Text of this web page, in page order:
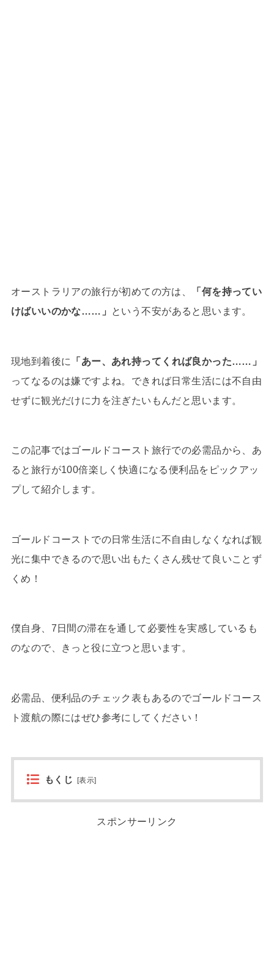
オーストラリアの旅行が初めての方は、
「何を持ってい
けばいいのかな……」
という不安があると思います。
現地到着後に
「あー、あれ持ってくれば良かった……」
ってなるのは嫌ですよね。できれば日常生活には不自由
せずに観光だけに力を注ぎたいもんだと思います。
この記事ではゴールドコースト旅行での必需品から、あ
ると旅行が100倍楽しく快適になる便利品をピックアッ
プして紹介します。
ゴールドコーストでの日常生活に不自由しなくなれば観
光に集中できるので思い出もたくさん残せて良いことず
くめ！
僕自身、7日間の滞在を通して必要性を実感しているも
のなので、きっと役に立つと思います。
必需品、便利品のチェック表もあるのでゴールドコース
ト渡航の際にはぜひ参考にしてください！
もくじ [表示]
スポンサーリンク